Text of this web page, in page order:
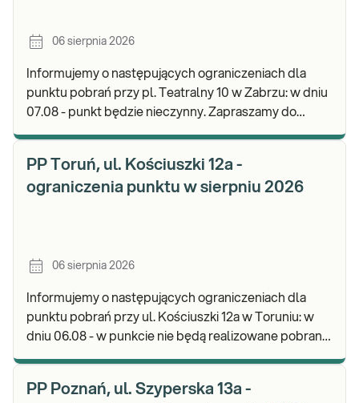
06 sierpnia 2026
Informujemy o następujących ograniczeniach dla
punktu pobrań przy pl. Teatralny 10 w Zabrzu: w dniu
07.08 - punkt będzie nieczynny. Zapraszamy do
PP Toruń, ul. Kościuszki 12a -
ograniczenia punktu w sierpniu 2026
06 sierpnia 2026
Informujemy o następujących ograniczeniach dla
punktu pobrań przy ul. Kościuszki 12a w Toruniu: w
dniu 06.08 - w punkcie nie będą realizowane pobrania
PP Poznań, ul. Szyperska 13a -